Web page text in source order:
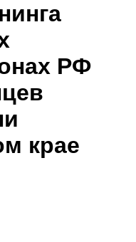
РФ
крае